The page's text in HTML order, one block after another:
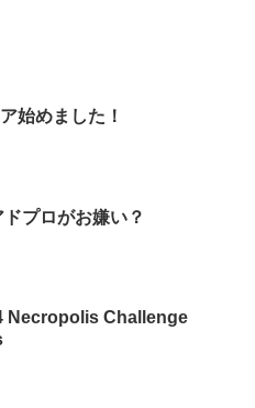
始めました！
プロがお嫌い？
Necropolis Challenge